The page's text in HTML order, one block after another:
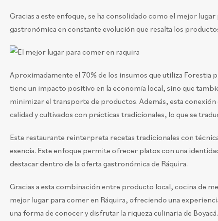
Gracias a este enfoque, se ha consolidado como el mejor
gastronómica en constante evolución que resalta los
Aproximadamente el 70% de los insumos que utiliza Forestia
tiene un impacto positivo en la economía local, sino que
minimizar el transporte de productos. Además, esta
calidad y cultivados con prácticas tradicionales, lo que se
Este restaurante reinterpreta recetas tradicionales con
esencia. Este enfoque permite ofrecer platos con una
destacar dentro de la oferta gastronómica de Ráquira.
Gracias a esta combinación entre producto local, cocina de
mejor lugar para comer en Ráquira, ofreciendo una
una forma de conocer y disfrutar la riqueza culinaria de Boyacá.